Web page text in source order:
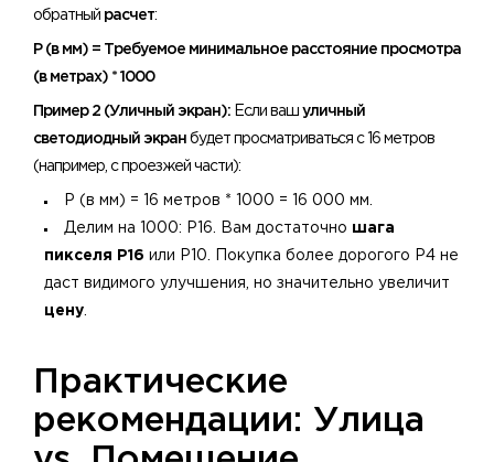
обратный расчет:
P (в мм) = Требуемое минимальное расстояние просмотра
(в метрах) * 1000
Пример 2 (Уличный экран): Если ваш уличный
светодиодный экран будет просматриваться с 16 метров
(например, с проезжей части):
P (в мм) = 16 метров * 1000 = 16 000 мм.
Делим на 1000: P16. Вам достаточно шага
пикселя P16 или P10. Покупка более дорогого P4 не
даст видимого улучшения, но значительно увеличит
цену
​Практические
рекомендации: Улица